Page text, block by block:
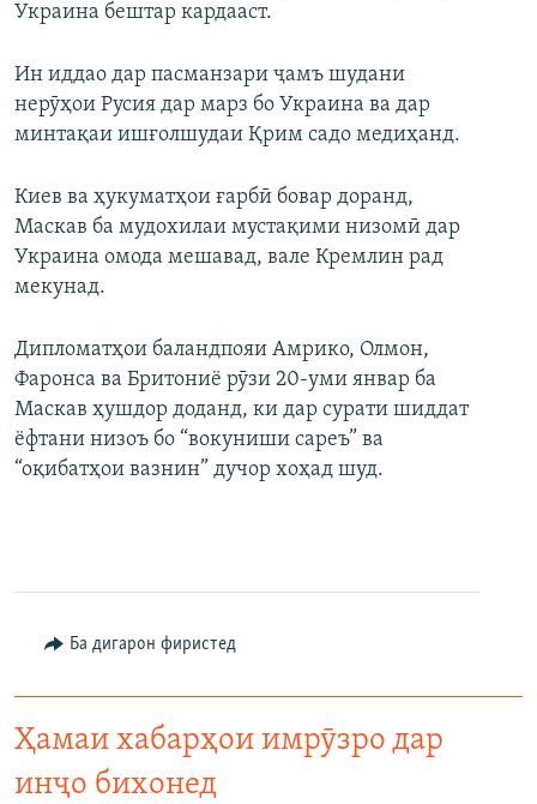
Украина бештар кардааст.
Ин иддао дар пасманзари ҷамъ шудани
нерӯҳои Русия дар марз бо Украина ва дар
минтақаи ишғолшудаи Қрим садо медиҳанд.
Киев ва ҳукуматҳои ғарбӣ бовар доранд,
Маскав ба мудохилаи мустақими низомӣ дар
Украина омода мешавад, вале Кремлин рад
мекунад.
Дипломатҳои баландпояи Амрико, Олмон,
Фаронса ва Бритониё рӯзи 20-уми январ ба
Маскав ҳушдор доданд, ки дар сурати шиддат
ёфтани низоъ бо “вокуниши сареъ” ва
“оқибатҳои вазнин” дучор хоҳад шуд.
Ба дигарон фиристед
Ҳамаи хабарҳои имрӯзро дар
инҷо бихонед